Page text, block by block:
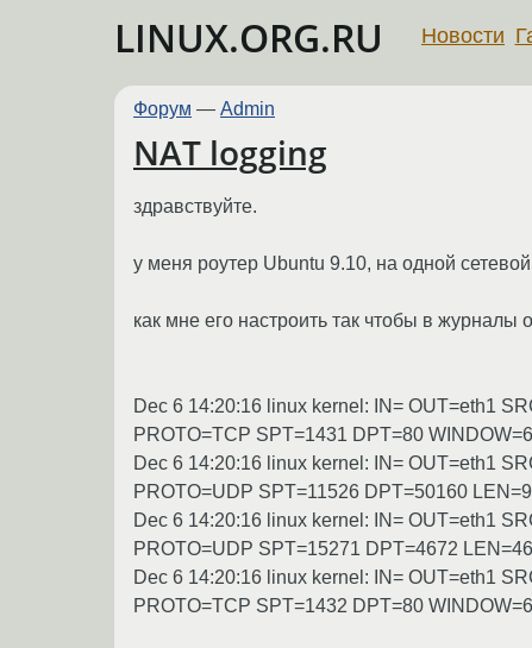
LINUX.ORG.RU Новости
Форум — Admin
NAT logging
здравствуйте.
у меня роутер Ubuntu 9.10, на одной
как мне его настроить так чтобы в
Dec 6 14:20:16 linux kernel: IN= OUT=eth1
PROTO=TCP SPT=1431 DPT=80
Dec 6 14:20:16 linux kernel: IN= OUT=eth1
PROTO=UDP SPT=11526 DPT=50160
Dec 6 14:20:16 linux kernel: IN= OUT=eth1
PROTO=UDP SPT=15271 DPT=4672 LEN=46
Dec 6 14:20:16 linux kernel: IN= OUT=eth1
PROTO=TCP SPT=1432 DPT=80